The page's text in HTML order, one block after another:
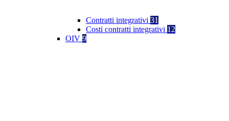
Contratti integrativi 31
Costi contratti integrativi 12
OIV 9